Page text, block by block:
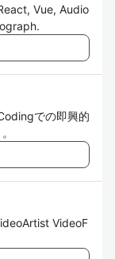
Vue, Audio
での即興的
VideoF